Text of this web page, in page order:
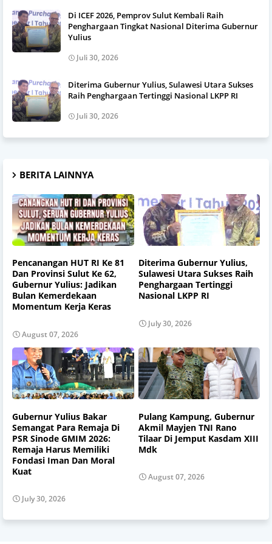
Di ICEF 2026, Pemprov Sulut Kembali Raih
Penghargaan Tingkat Nasional Diterima Gubernur
Yulius
Juli 30, 2026
Diterima Gubernur Yulius, Sulawesi Utara Sukses
Raih Penghargaan Tertinggi Nasional LKPP RI
Juli 30, 2026
BERITA LAINNYA
Pencanangan HUT RI Ke 81
Dan Provinsi Sulut Ke 62,
Gubernur Yulius: Jadikan
Bulan Kemerdekaan
Momentum Kerja Keras
August 07, 2026
Diterima Gubernur Yulius,
Sulawesi Utara Sukses Raih
Penghargaan Tertinggi
Nasional LKPP RI
July 30, 2026
Gubernur Yulius Bakar
Semangat Para Remaja Di
PSR Sinode GMIM 2026:
Remaja Harus Memiliki
Fondasi Iman Dan Moral
Kuat
July 30, 2026
Pulang Kampung, Gubernur
Akmil Mayjen TNI Rano
Tilaar Di Jemput Kasdam XIII
Mdk
August 07, 2026